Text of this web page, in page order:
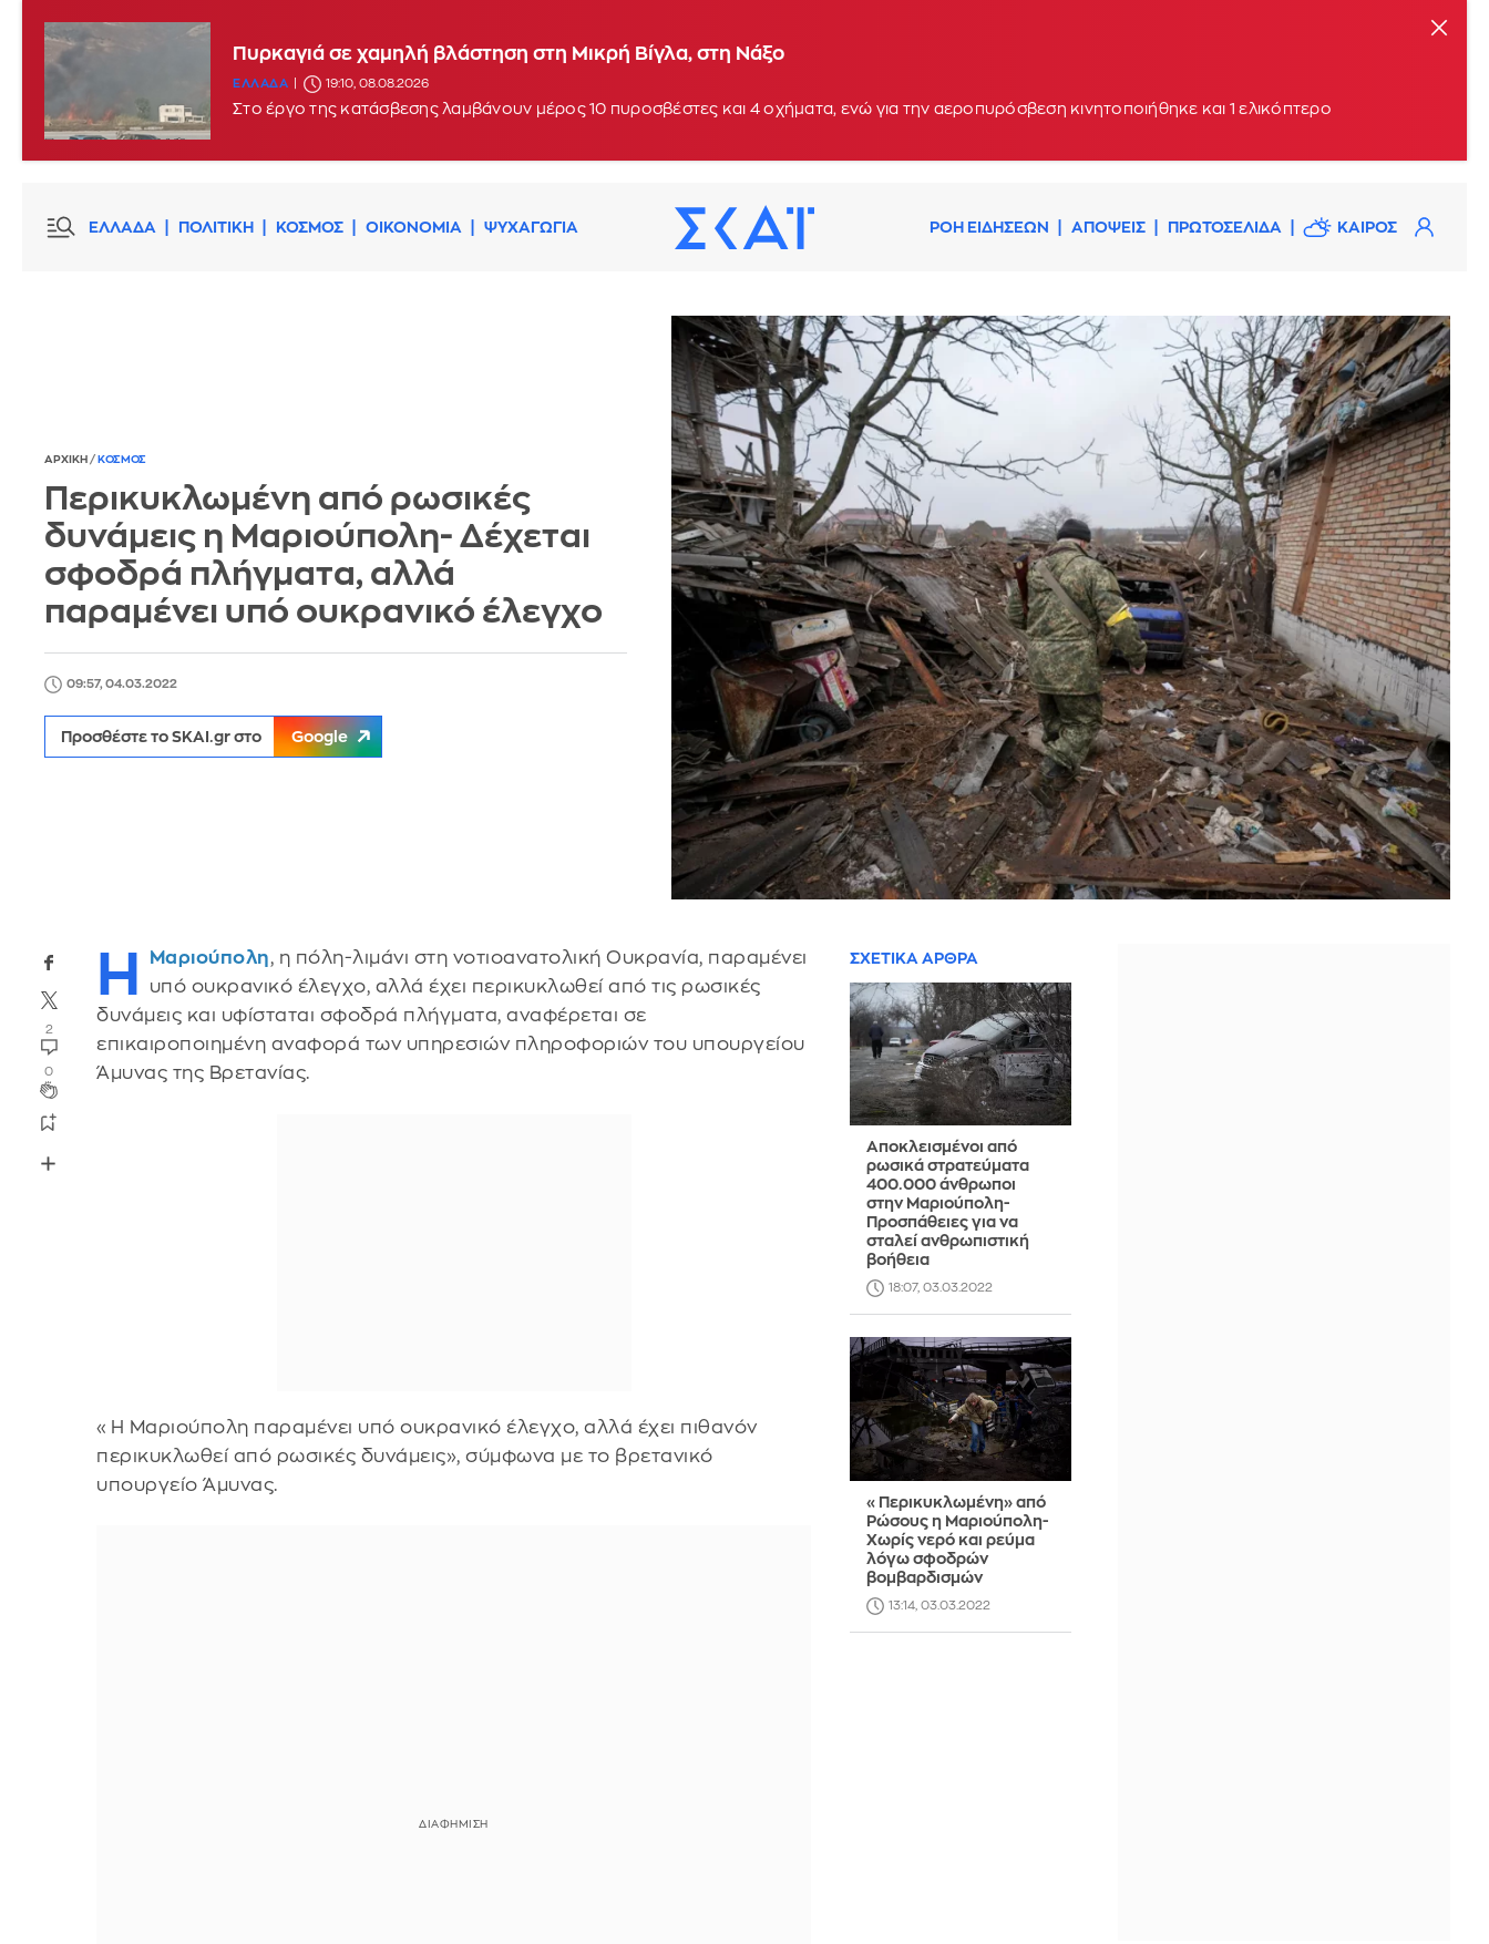
Πυρκαγιά σε χαμηλή βλάστηση στη Μικρή Βίγλα, στη Νάξο
ΕΛΛΑΔΑ 19:10, 08.08.2026
Στο έργο της κατάσβεσης λαμβάνουν μέρος 10 πυροσβέστες και 4 οχήματα, ενώ για την αεροπυρόσβεση κινητοποιήθηκε και 1 ελικόπτερο
ΕΛΛΑΔΑ ΠΟΛΙΤΙΚΗ ΚΟΣΜΟΣ ΟΙΚΟΝΟΜΙΑ ΨΥΧΑΓΩΓΙΑ ΡΟΗ ΕΙΔΗΣΕΩΝ ΑΠΟΨΕΙΣ ΠΡΩΤΟΣΕΛΙΔΑ ΚΑΙΡΟΣ
ΑΡΧΙΚΗ / ΚΟΣΜΟΣ
Περικυκλωμένη από ρωσικές
δυνάμεις η Μαριούπολη- Δέχεται
σφοδρά πλήγματα, αλλά
παραμένει υπό ουκρανικό έλεγχο
09:57, 04.03.2022
Προσθέστε το SKAI.gr στο Google
2
0
Η Μαριούπολη, η πόλη-λιμάνι στη νοτιοανατολική Ουκρανία, παραμένει
υπό ουκρανικό έλεγχο, αλλά έχει περικυκλωθεί από τις ρωσικές
δυνάμεις και υφίσταται σφοδρά πλήγματα, αναφέρεται σε
επικαιροποιημένη αναφορά των υπηρεσιών πληροφοριών του υπουργείου
Άμυνας της Βρετανίας.
«Η Μαριούπολη παραμένει υπό ουκρανικό έλεγχο, αλλά έχει πιθανόν
περικυκλωθεί από ρωσικές δυνάμεις», σύμφωνα με το βρετανικό
υπουργείο Άμυνας.
ΣΧΕΤΙΚΑ ΑΡΘΡΑ
Αποκλεισμένοι από
ρωσικά στρατεύματα
400.000 άνθρωποι
στην Μαριούπολη-
Προσπάθειες για να
σταλεί ανθρωπιστική
βοήθεια
18:07, 03.03.2022
«Περικυκλωμένη» από
Ρώσους η Μαριούπολη-
Χωρίς νερό και ρεύμα
λόγω σφοδρών
βομβαρδισμών
13:14, 03.03.2022